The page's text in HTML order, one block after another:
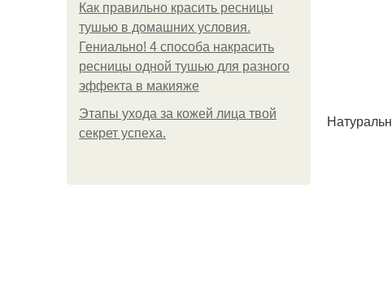
Как правильно красить ресницы
тушью в домашних условия.
Гениально! 4 способа накрасить
ресницы одной тушью для разного
эффекта в макияже
Этапы ухода за кожей лица твой
секрет успеха.